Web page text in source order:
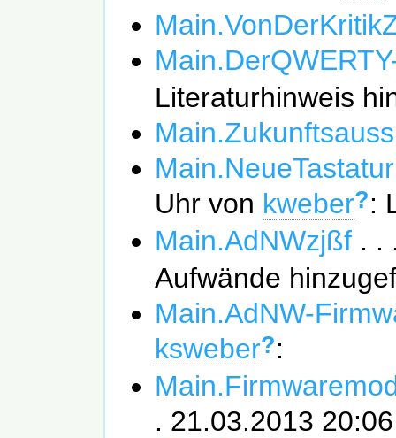
Literaturhinweis
Uhr von kweber?:
Main.AdNWzjßf . .
Aufwände
Main.AdNW-
ksweber?:
. 21.03.2013